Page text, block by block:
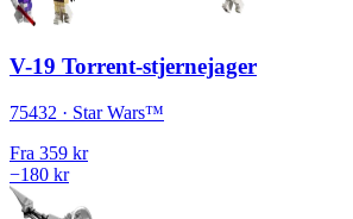
V-19 Torrent-stjernejager
75432 · Star Wars™
Fra 359 kr
−180 kr